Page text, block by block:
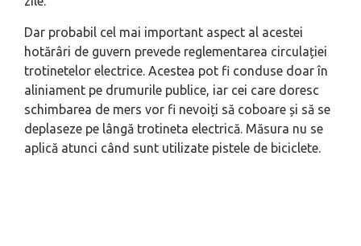
Dar probabil cel mai important aspect al acestei
hotărâri de guvern prevede reglementarea circulației
trotinetelor electrice. Acestea pot fi conduse doar în
aliniament pe drumurile publice, iar cei care doresc
schimbarea de mers vor fi nevoiți să coboare și să se
deplaseze pe lângă trotineta electrică. Măsura nu se
aplică atunci când sunt utilizate pistele de biciclete.